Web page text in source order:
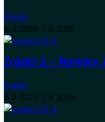
Zradci
6. 9. 2025 7. 9. 2025
Zrádci 2 – Novinky
Zradci
6. 9. 2025 7. 9. 2025